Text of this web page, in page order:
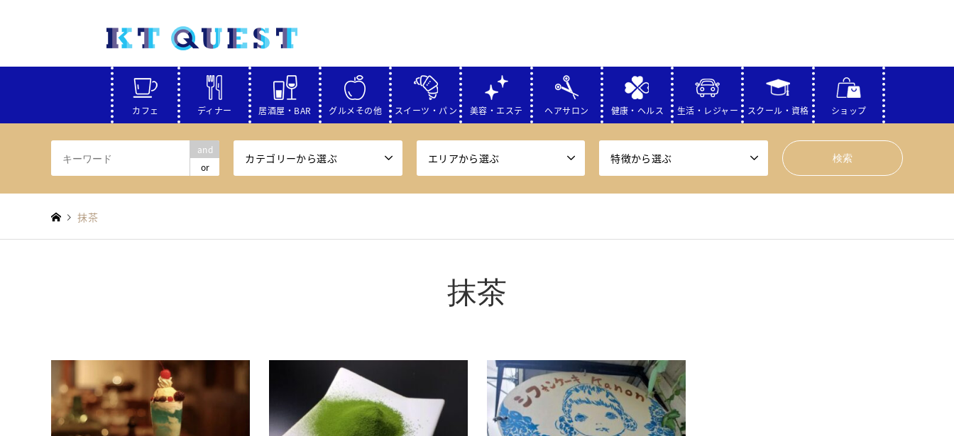
カフェ ディナー 居酒屋・BAR グルメその他 スイーツ・パン 美容・エステ ヘアサロン 健康・ヘルス 生活・レジャー スクール・資格 ショップ
and
or
カテゴリーから選ぶ エリアから選ぶ 特徴から選ぶ
抹茶
抹茶